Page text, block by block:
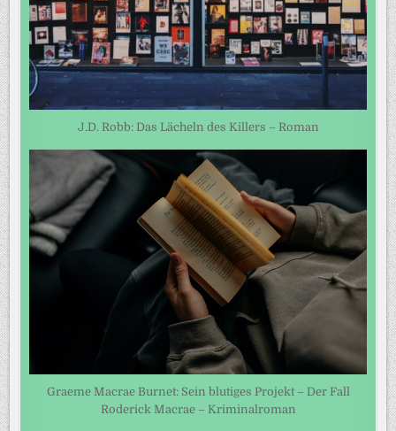
J.D. Robb: Das Lächeln des Killers – Roman
Graeme Macrae Burnet: Sein blutiges Projekt – Der Fall
Roderick Macrae – Kriminalroman